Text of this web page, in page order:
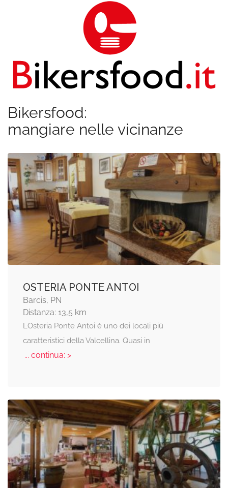
Bikersfood:
mangiare nelle vicinanze
OSTERIA PONTE ANTOI
Barcis, PN
Distanza: 13,5 km
LOsteria Ponte Antoi è uno dei locali più
caratteristici della Valcellina. Quasi in
... continua: >